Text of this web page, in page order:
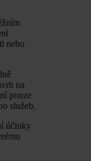
nebo
na
pouze
služeb.
účinky